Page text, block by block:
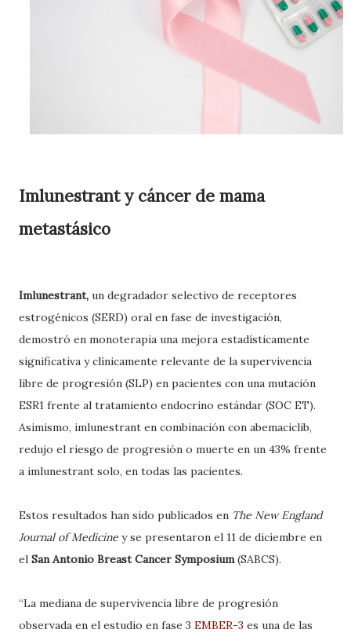
Imlunestrant y cáncer de mama
metastásico
Imlunestrant, un degradador selectivo de receptores
estrogénicos (SERD) oral en fase de investigación,
demostró en monoterapia una mejora estadísticamente
significativa y clínicamente relevante de la supervivencia
libre de progresión (SLP) en pacientes con una mutación
ESR1 frente al tratamiento endocrino estándar (SOC ET).
Asimismo, imlunestrant en combinación con abemaciclib,
redujo el riesgo de progresión o muerte en un 43% frente
a imlunestrant solo, en todas las pacientes.
Estos resultados han sido publicados en The New England
Journal of Medicine y se presentaron el 11 de diciembre en
el San Antonio Breast Cancer Symposium(SABCS).
“La mediana de supervivencia libre de progresión
observada en el estudio en fase 3 EMBER-3 es una de las